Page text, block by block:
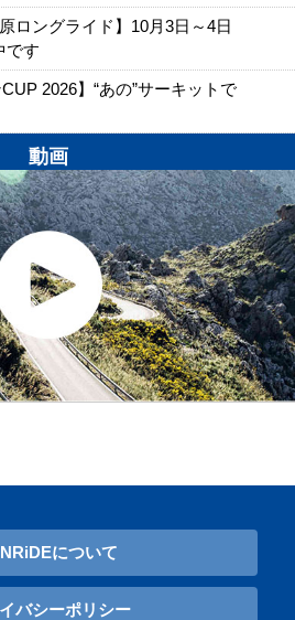
ロングライド】10月3日～4日
です
2026】“あの”サーキットで
動画
について
バシーポリシー